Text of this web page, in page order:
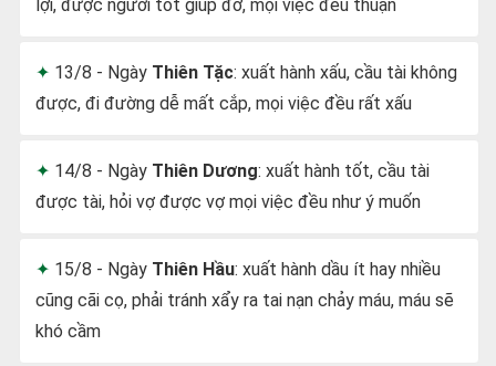
lợi, được người tốt giúp đỡ, mọi việc đều thuận
13/8 - Ngày Thiên Tặc: xuất hành xấu, cầu tài không
được, đi đường dễ mất cắp, mọi việc đều rất xấu
14/8 - Ngày Thiên Dương: xuất hành tốt, cầu tài
được tài, hỏi vợ được vợ mọi việc đều như ý muốn
15/8 - Ngày Thiên Hầu: xuất hành dầu ít hay nhiều
cũng cãi cọ, phải tránh xẩy ra tai nạn chảy máu, máu sẽ
khó cầm